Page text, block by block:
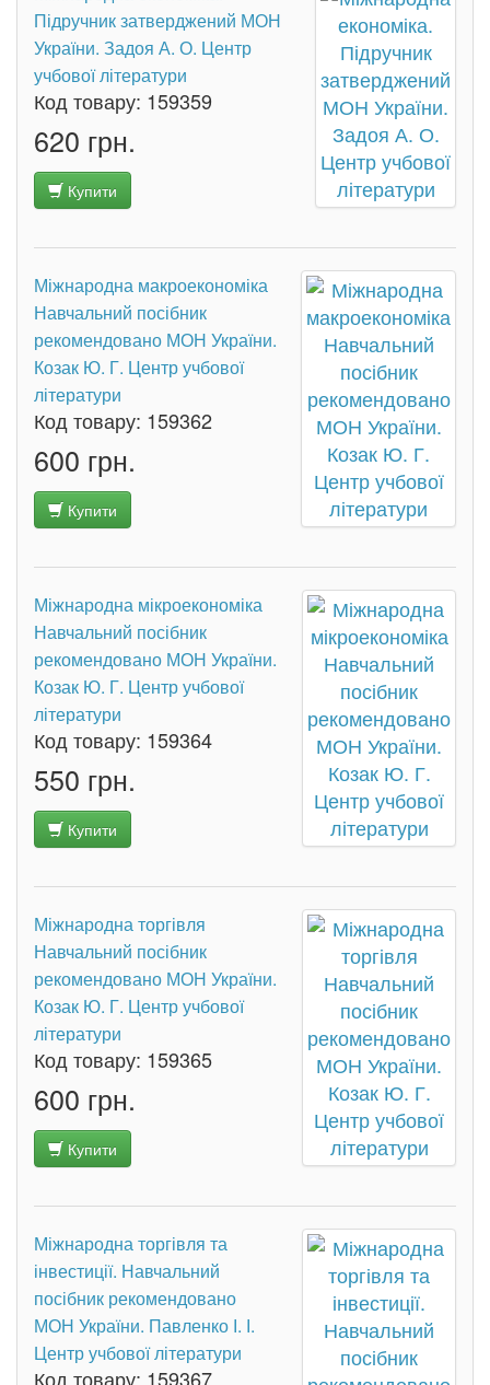
Підручник затверджений МОН
України. Задоя А. О. Центр
учбової літератури
Код товару: 159359
620 грн.
Купити
Міжнародна макроекономіка
Навчальний посібник
рекомендовано МОН України.
Козак Ю. Г. Центр учбової
літератури
Код товару: 159362
600 грн.
Купити
Міжнародна мікроекономіка
Навчальний посібник
рекомендовано МОН України.
Козак Ю. Г. Центр учбової
літератури
Код товару: 159364
550 грн.
Купити
Міжнародна торгівля
Навчальний посібник
рекомендовано МОН України.
Козак Ю. Г. Центр учбової
літератури
Код товару: 159365
600 грн.
Купити
Міжнародна торгівля та
інвестиції. Навчальний
посібник рекомендовано
МОН України. Павленко І. І.
Центр учбової літератури
Код товару: 159367